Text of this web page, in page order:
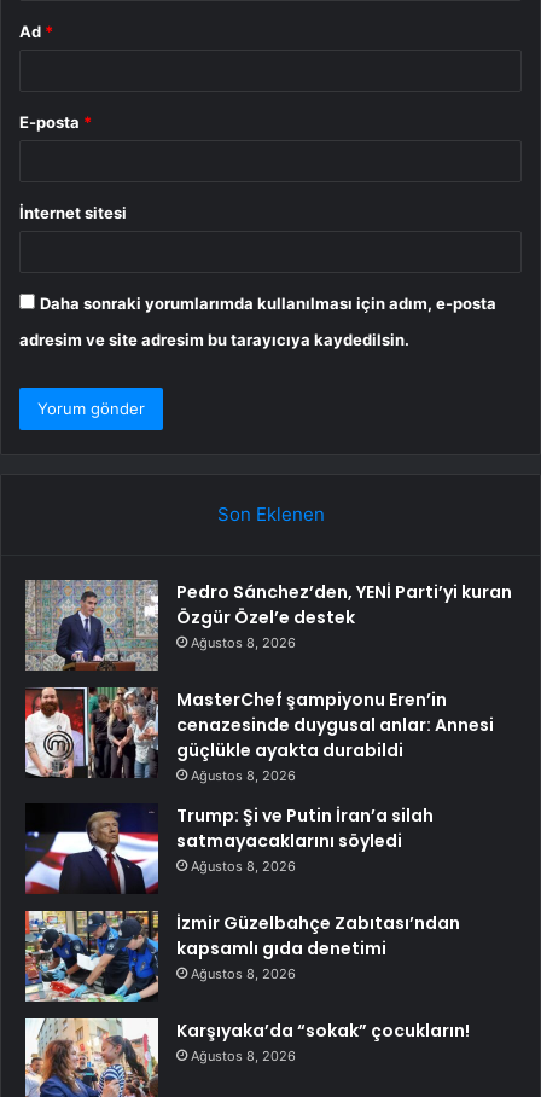
Ad *
E-posta *
İnternet sitesi
Daha sonraki yorumlarımda kullanılması için adım, e-posta
adresim ve site adresim bu tarayıcıya kaydedilsin.
Son Eklenen
Pedro Sánchez’den, YENİ Parti’yi kuran
Özgür Özel’e destek
Ağustos 8, 2026
MasterChef şampiyonu Eren’in
cenazesinde duygusal anlar: Annesi
güçlükle ayakta durabildi
Ağustos 8, 2026
Trump: Şi ve Putin İran’a silah
satmayacaklarını söyledi
Ağustos 8, 2026
İzmir Güzelbahçe Zabıtası’ndan
kapsamlı gıda denetimi
Ağustos 8, 2026
Karşıyaka’da “sokak” çocukların!
Ağustos 8, 2026